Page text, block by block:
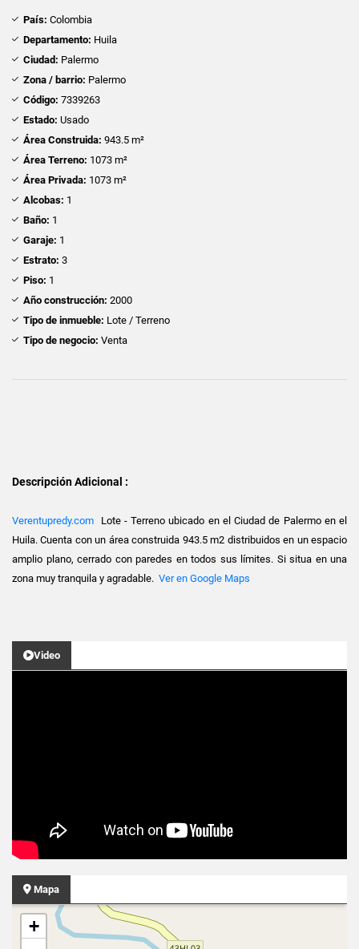
País: Colombia
Departamento: Huila
Ciudad: Palermo
Zona / barrio: Palermo
Código: 7339263
Estado: Usado
Área Construida: 943.5 m²
Área Terreno: 1073 m²
Área Privada: 1073 m²
Alcobas: 1
Baño: 1
Garaje: 1
Estrato: 3
Piso: 1
Año construcción: 2000
Tipo de inmueble: Lote / Terreno
Tipo de negocio: Venta
Descripción Adicional :
Verentupredy.com Lote - Terreno ubicado en el Ciudad de Palermo en el
Huila. Cuenta con un área construida 943.5 m2 distribuidos en un espacio
amplio plano, cerrado con paredes en todos sus límites. Si situa en una
zona muy tranquila y agradable. Ver en Google Maps
Video
Mapa
+